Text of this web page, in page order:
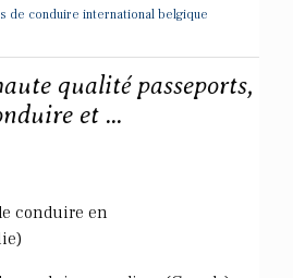
de conduire international belgique
qualité passeports,
et ...
conduire en